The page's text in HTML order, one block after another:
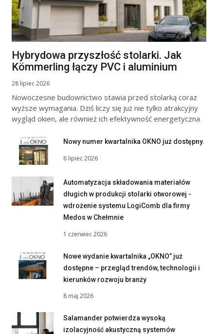
Hybrydowa przyszłość stolarki. Jak
Kömmerling łączy PVC i aluminium
28 lipiec 2026
Nowoczesne budownictwo stawia przed stolarką coraz
wyższe wymagania. Dziś liczy się już nie tylko atrakcyjny
wygląd okien, ale również ich efektywność energetyczna
Nowy numer kwartalnika OKNO już dostępny.
6 lipiec 2026
Automatyzacja składowania materiałów
długich w produkcji stolarki otworowej -
wdrożenie systemu LogiComb dla firmy
Medos w Chełmnie
1 czerwiec 2026
Nowe wydanie kwartalnika „OKNO” już
dostępne – przegląd trendów, technologii i
kierunków rozwoju branży
8 maj 2026
Salamander potwierdza wysoką
izolacyjność akustyczną systemów